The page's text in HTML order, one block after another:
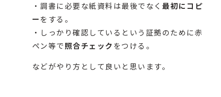
・調書に必要な紙資料は最後でなく 最初にコピ
ーをする。
・しっかり確認しているという証拠のために赤
ペン等で照合チェックをつける。
などがやり方として良いと思います。